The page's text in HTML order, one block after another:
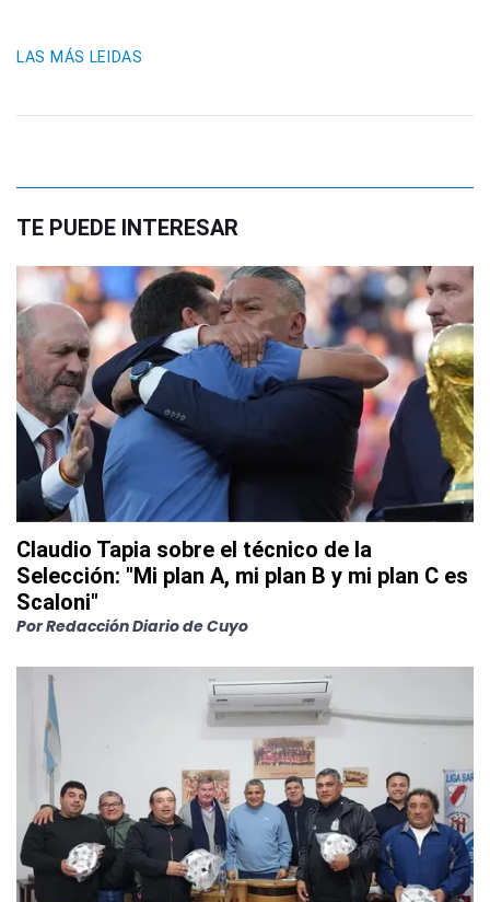
LAS MÁS LEIDAS
TE PUEDE INTERESAR
Claudio Tapia sobre el técnico de la
Selección: "Mi plan A, mi plan B y mi plan C es
Scaloni"
PorRedacción Diario de Cuyo